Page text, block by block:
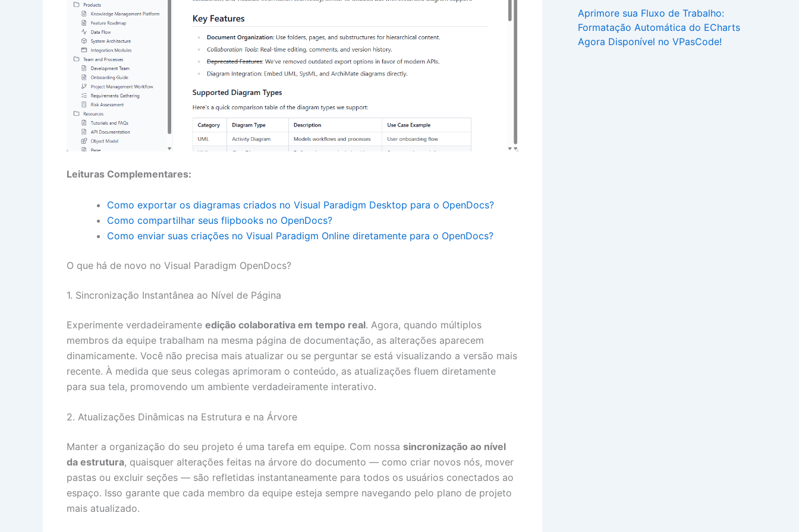
Leituras Complementares:
Como exportar os diagramas criados no Visual Paradigm Desktop para o OpenDocs?
Como compartilhar seus flipbooks no OpenDocs?
Como enviar suas criações no Visual Paradigm Online diretamente para o OpenDocs?
O que há de novo no Visual Paradigm OpenDocs?
1. Sincronização Instantânea ao Nível de Página
Experimente verdadeiramente edição colaborativa em tempo real. Agora, quando múltiplos
membros da equipe trabalham na mesma página de documentação, as alterações aparecem
dinamicamente. Você não precisa mais atualizar ou se perguntar se está visualizando a versão mais
recente. À medida que seus colegas aprimoram o conteúdo, as atualizações fluem diretamente
para sua tela, promovendo um ambiente verdadeiramente interativo.
2. Atualizações Dinâmicas na Estrutura e na Árvore
Manter a organização do seu projeto é uma tarefa em equipe. Com nossa sincronização ao nível
da estrutura, quaisquer alterações feitas na árvore do documento — como criar novos nós, mover
pastas ou excluir seções — são refletidas instantaneamente para todos os usuários conectados ao
espaço. Isso garante que cada membro da equipe esteja sempre navegando pelo plano de projeto
mais atualizado.
Aprimore sua Fluxo de Trabalho:
Formatação Automática do ECharts
Agora Disponível no VPasCode!